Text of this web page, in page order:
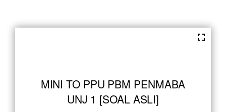
MINI TO PPU PBM PENMABA
UNJ 1 [SOAL ASLI]